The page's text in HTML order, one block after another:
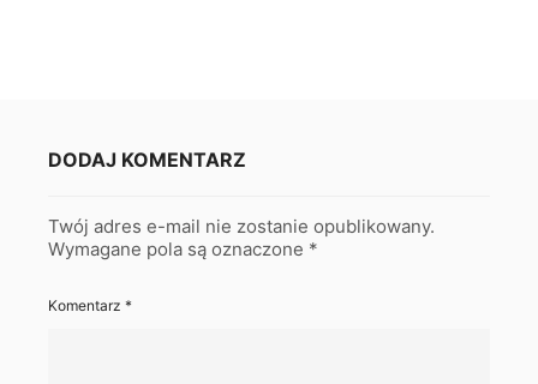
DODAJ KOMENTARZ
Twój adres e-mail nie zostanie opublikowany.
Wymagane pola są oznaczone *
Komentarz *